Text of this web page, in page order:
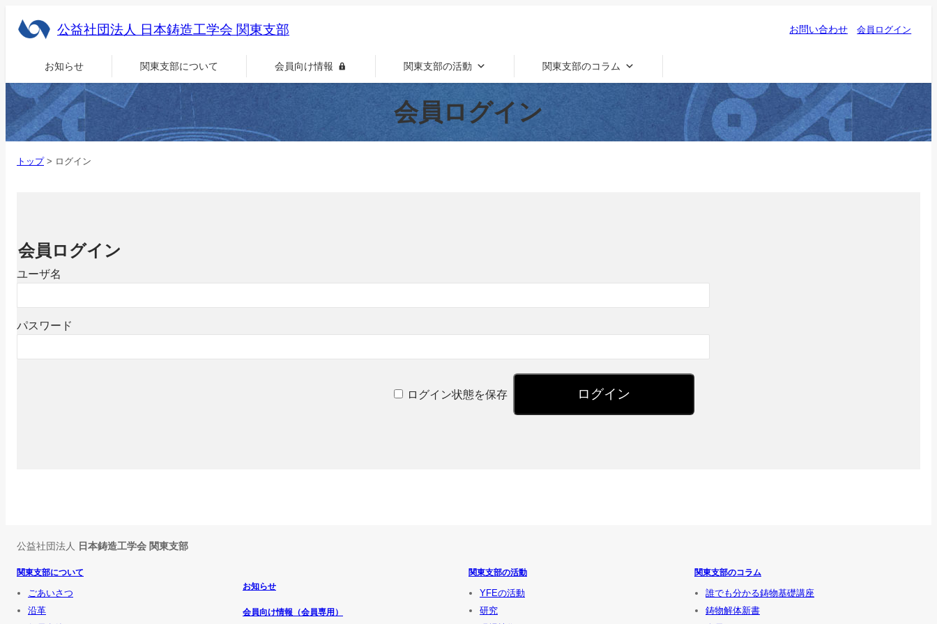
公益社団法人 日本鋳造工学会 関東支部 お問い合わせ 会員ログイン
お知らせ 関東支部について 会員向け情報 関東支部の活動 関東支部のコラム
会員ログイン
トップ> ログイン
会員ログイン
ユーザ名
パスワード
ログイン状態を保存
公益社団法人 日本鋳造工学会 関東支部
関東支部について
ごあいさつ
沿革
お知らせ
会員向け情報（会員専用）
関東支部の活動
YFEの活動
研究
関東支部のコラム
誰でも分かる鋳物基礎講座
鋳物解体新書